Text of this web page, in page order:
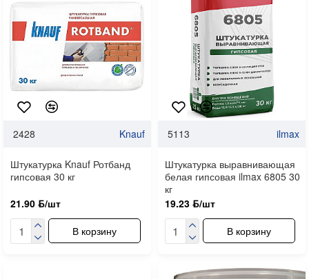
2428 Knauf
Штукатурка Knauf Ротбанд
гипсовая 30 кг
21.90 ƃ/шт
В корзину
5113 ilmax
Штукатурка выравнивающая
белая гипсовая ilmax 6805 30
кг
19.23 ƃ/шт
В корзину